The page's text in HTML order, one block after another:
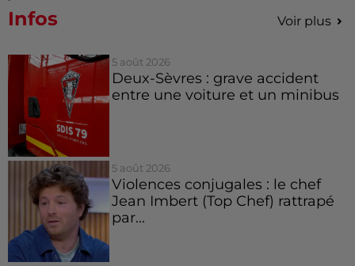
Infos Voir plus
5 août 2026
Deux-Sèvres : grave accident
entre une voiture et un minibus
5 août 2026
Violences conjugales : le chef
Jean Imbert (Top Chef) rattrapé
par...